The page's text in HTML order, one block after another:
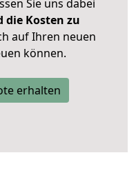
Sie uns dabei
die Kosten zu
auf Ihren neuen
können.
erhalten